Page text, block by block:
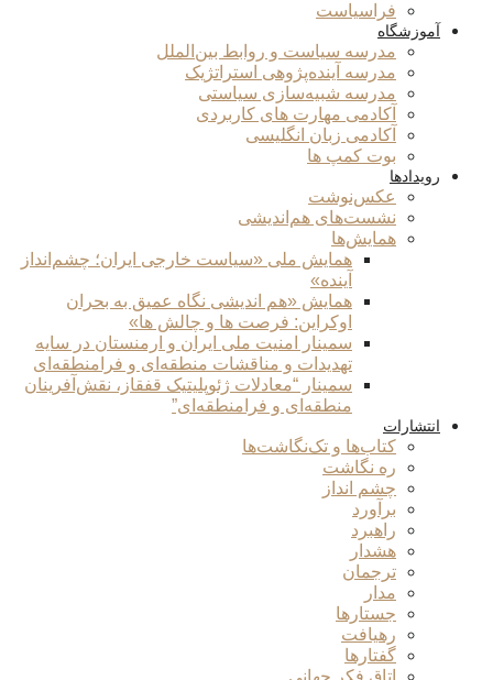
فراسیاست
آموزشگاه
مدرسه سیاست و روابط بین‌الملل
مدرسه آینده‌پژوهی استراتژیک
مدرسه شبیه‌سازی سیاستی
آکادمی مهارت های کاربردی
آکادمی زبان انگلیسی
بوت کمپ ها
رویدادها
عکس‌نوشت
نشست‌های هم‌اندیشی
همایش‌ها
همایش ملی «سیاست خارجی ایران؛ چشم‌انداز
آینده»
همایش «هم اندیشی نگاه عمیق به بحران
اوکراین: فرصت ها و چالش ها»
سمینار امنیت ملی ایران و ارمنستان در سایه
تهدیدات و مناقشات منطقه‌ای و فرامنطقه‌ای
سمینار “معادلات ژئوپلیتیک قفقاز، نقش‌آفرینان
منطقه‌ای و فرامنطقه‌ای”
انتشارات
کتاب‌ها و تک‌نگاشت‌ها
ره نگاشت
چشم انداز
برآورد
راهبرد
هشدار
ترجمان
مدار
جستارها
رهیافت
گفتارها
اتاق فکر جهانی